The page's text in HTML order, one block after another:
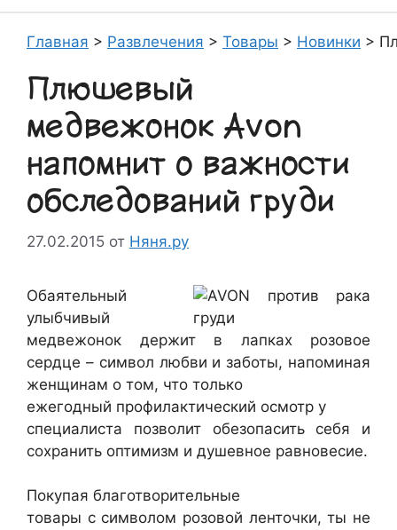
Главная > Развлечения > Товары > Новинки >
Плюшевый
медвежонок Avon
напомнит о важности
обследований груди
27.02.2015 от Няня.ру
Обаятельный
улыбчивый
медвежонок держит в лапках розовое
сердце – символ любви и заботы, напоминая
женщинам о том, что только
ежегодный профилактический осмотр у
специалиста позволит обезопасить себя и
сохранить оптимизм и душевное равновесие.
Покупая благотворительные
товары с символом розовой ленточки, ты не